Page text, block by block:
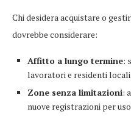
Chi desidera acquistare o
dovrebbe considerare:
Affitto a lungo termine:
lavoratori e residenti locali.
Zone senza limitazioni:
nuove registrazioni per